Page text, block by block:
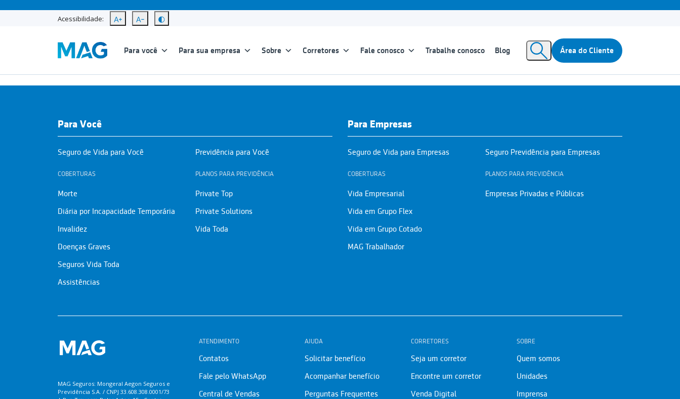
Acessibilidade:
Para você Para sua empresa Sobre Corretores Fale conosco Trabalhe conosco Blog Área do Cliente
Para Você
Seguro de Vida para Você
COBERTURAS
Morte
Diária por Incapacidade Temporária
Invalidez
Doenças Graves
Seguros Vida Toda
Assistências
Previdência para Você
PLANOS PARA PREVIDÊNCIA
Private Top
Private Solutions
Vida Toda
Para Empresas
Seguro de Vida para Empresas
COBERTURAS
Vida Empresarial
Vida em Grupo Flex
Vida em Grupo Cotado
MAG Trabalhador
Seguro Previdência para Empresas
PLANOS PARA PREVIDÊNCIA
Empresas Privadas e Públicas
MAG Seguros: Mongeral Aegon Seguros e
Previdência S.A. / CNPJ 33.608.308.0001/73
ATENDIMENTO
Contatos
Fale pelo WhatsApp
Central de Vendas
AJUDA
Solicitar benefício
Acompanhar benefício
Perguntas Frequentes
CORRETORES
Seja um corretor
Encontre um corretor
Venda Digital
SOBRE
Quem somos
Unidades
Imprensa